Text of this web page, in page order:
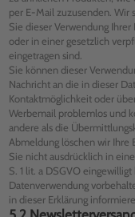
per E-Mail zuzusenden. Wir
Sie dieser Verwendung
oder in einer gesetzlich
eingetragen sind.
Sie können dieser
Nachricht an die in dieser
Kontaktmöglichkeit oder
Werbemail problemlos und
andere als die
Abmeldung löschen wir Ihre
Sie nicht ausdrücklich in
S. 1 lit. a DSGVO
Datenverwendung
in dieser Erklärung